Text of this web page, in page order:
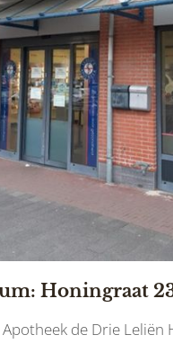
Honingraat
de Drie Leliën